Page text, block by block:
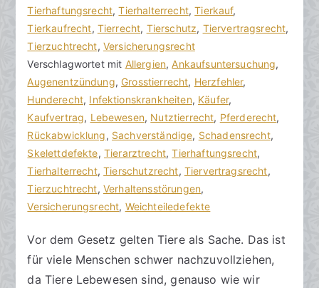
k
R
e
c
h
t
s
a
n
w
ä
l
e
v
e
r
ö
f
f
e
n
t
l
i
c
t
a
m
Tierhaftungsrecht,Tierhalterrecht,Tierkauf,
Tierkaufrecht, Tierrecht, Tierschutz, Tiervertragsrecht,
Tierzuchtrecht, Versicherungsrecht
Verschlagwortet mit Allergien, Ankaufsuntersuchung,
Augenentzündung, Grosstierrecht, Herzfehler,
Hunderecht, Infektionskrankheiten, Käufer,
Kaufvertrag, Lebewesen, Nutztierrecht, Pferderecht,
Rückabwicklung, Sachverständige, Schadensrecht,
Skelettdefekte, Tierarztrecht,Tierhaftungsrecht,
Tierhalterrecht,Tierschutzrecht, Tiervertragsrecht,
Tierzuchtrecht, Verhaltensstörungen,
Versicherungsrecht, Weichteiledefekte
m
m
e
n
t
a
r
e
zu
Ein
Tier
mit
Vor dem Gesetz gelten Tiere als Sache. Das ist
für viele Menschen schwer nachzuvollziehen,
da Tiere Lebewesen sind, genauso wie wir